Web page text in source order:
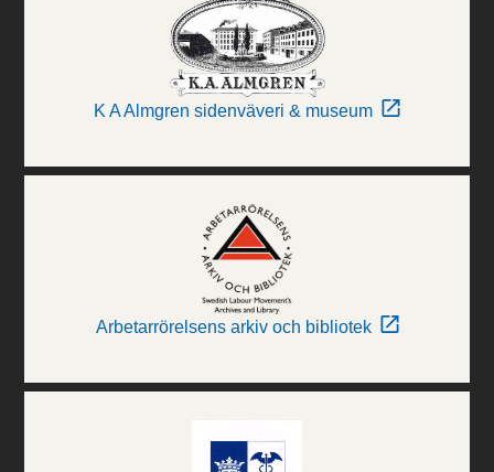
K A Almgren sidenväveri & museum
Arbetarrörelsens arkiv och bibliotek